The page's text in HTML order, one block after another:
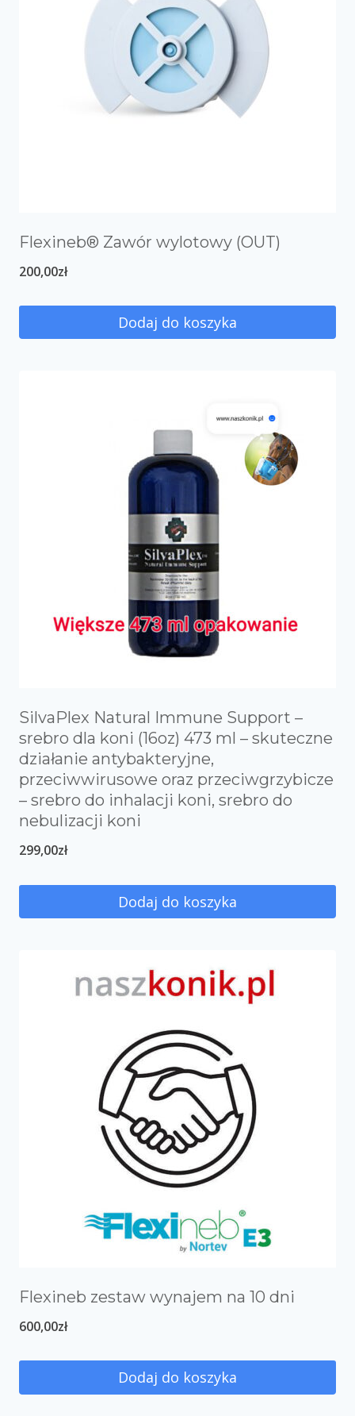
Flexineb® Zawór wylotowy (OUT)
200,00zł
Dodaj do koszyka
SilvaPlex Natural Immune Support –
srebro dla koni (16oz) 473 ml – skuteczne
działanie antybakteryjne,
przeciwwirusowe oraz przeciwgrzybicze
– srebro do inhalacji koni, srebro do
nebulizacji koni
299,00zł
Dodaj do koszyka
Flexineb zestaw wynajem na 10 dni
600,00zł
Dodaj do koszyka